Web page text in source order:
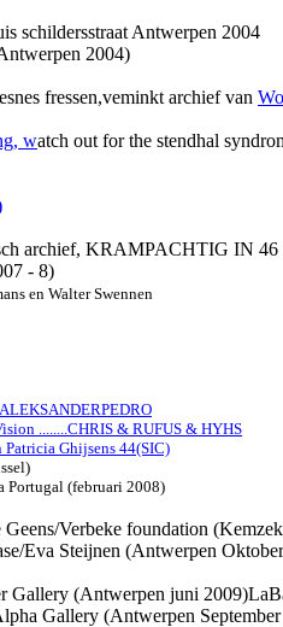
schildersstraat Antwerpen 2004
2004)
fressen,veminkt archief van
watch out for the stendhal
archief, KRAMPACHTIG IN 46
- 8)
en Walter Swennen
& RUFUS & HYHS
Patricia Ghijsens 44(SIC)
(februari 2008)
Verbeke foundation
Eva Steijnen (Antwerpen
Gallery (Antwerpen juni 2009)
Gallery (Antwerpen